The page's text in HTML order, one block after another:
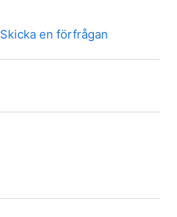
Skicka en förfrågan